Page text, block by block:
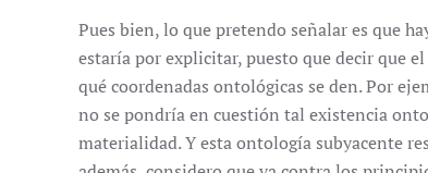
Pues bien, lo que pretendo señalar es que
estaría por explicitar, puesto que decir que
qué coordenadas ontológicas se den. Por
no se pondría en cuestión tal existencia
materialidad. Y esta ontología subyacente